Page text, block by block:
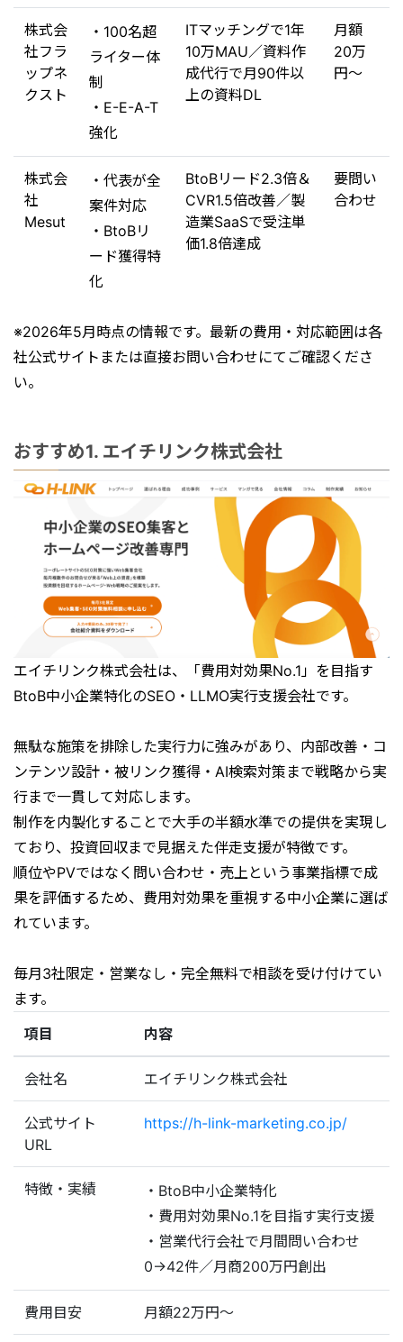
株式会
社フラ
ップネ
クスト
・100名超
ライター体
制
・E-E-A-T
強化
ITマッチングで1年
10万MAU／資料作
成代行で月90件以
上の資料DL
月額
20万
円〜
株式会
社
Mesut
・代表が全
案件対応
・BtoBリ
ード獲得特
化
BtoBリード2.3倍＆
CVR1.5倍改善／製
造業SaaSで受注単
価1.8倍達成
要問い
合わせ
※2026年5月時点の情報です。最新の費用・対応範囲は各
社公式サイトまたは直接お問い合わせにてご確認くださ
い。
おすすめ1. エイチリンク株式会社
エイチリンク株式会社は、「費用対効果No.1」を目指す
BtoB中小企業特化のSEO・LLMO実行支援会社です。
無駄な施策を排除した実行力に強みがあり、内部改善・コ
ンテンツ設計・被リンク獲得・AI検索対策まで戦略から実
行まで一貫して対応します。
制作を内製化することで大手の半額水準での提供を実現し
ており、投資回収まで見据えた伴走支援が特徴です。
順位やPVではなく問い合わせ・売上という事業指標で成
果を評価するため、費用対効果を重視する中小企業に選ば
れています。
毎月3社限定・営業なし・完全無料で相談を受け付けてい
ます。
項目
内容
会社名 エイチリンク株式会社
公式サイト
URL
https://h-link-marketing.co.jp/
特徴・実績
・BtoB中小企業特化
・費用対効果No.1を目指す実行支援
・営業代行会社で月間問い合わせ
0→42件／月商200万円創出
費用目安 月額22万円〜